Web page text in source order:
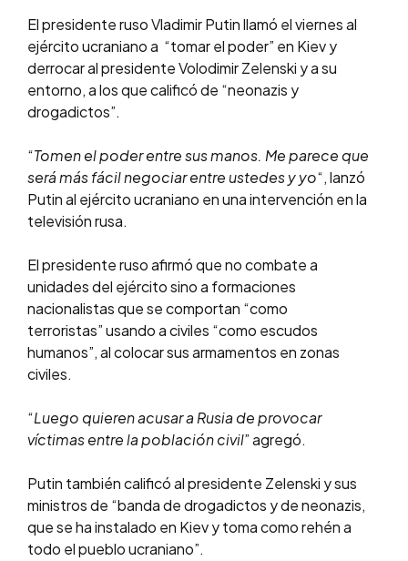
El presidente ruso Vladimir Putin llamó el viernes al
ejército ucraniano a “tomar el poder” en Kiev y
derrocar al presidente Volodimir Zelenski y a su
entorno, a los que calificó de “neonazis y
drogadictos”.
“Tomen el poder entre sus manos. Me parece que
será más fácil negociar entre ustedes y yo“, lanzó
Putin al ejército ucraniano en una intervención en la
televisión rusa.
El presidente ruso afirmó que no combate a
unidades del ejército sino a formaciones
nacionalistas que se comportan “como
terroristas” usando a civiles “como escudos
humanos”, al colocar sus armamentos en zonas
civiles.
“Luego quieren acusar a Rusia de provocar
víctimas entre la población civil” agregó.
Putin también calificó al presidente Zelenski y sus
ministros de “banda de drogadictos y de neonazis,
que se ha instalado en Kiev y toma como rehén a
todo el pueblo ucraniano”.